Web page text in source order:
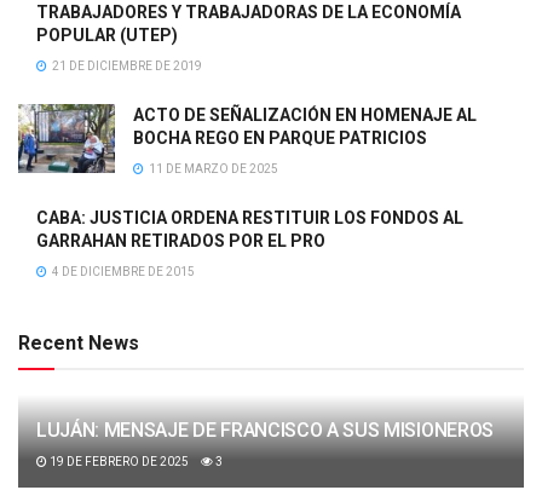
TRABAJADORES Y TRABAJADORAS DE LA ECONOMÍA
POPULAR (UTEP)
21 DE DICIEMBRE DE 2019
ACTO DE SEÑALIZACIÓN EN HOMENAJE AL
BOCHA REGO EN PARQUE PATRICIOS
11 DE MARZO DE 2025
CABA: JUSTICIA ORDENA RESTITUIR LOS FONDOS AL
GARRAHAN RETIRADOS POR EL PRO
4 DE DICIEMBRE DE 2015
Recent News
LUJÁN: MENSAJE DE FRANCISCO A SUS MISIONEROS
19 DE FEBRERO DE 2025 3